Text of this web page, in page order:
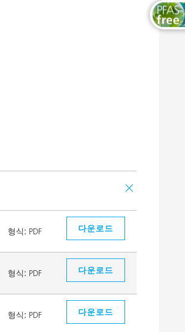
형식: PDF 다운로드
형식: PDF 다운로드
형식: PDF 다운로드